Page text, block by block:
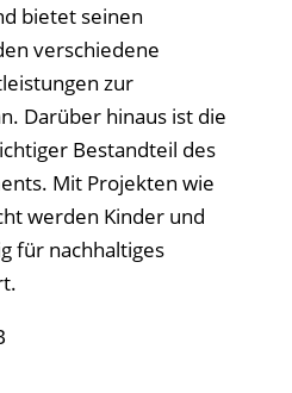
bietet seinen
verschiedene
zur
Darüber hinaus ist die
Bestandteil des
Mit Projekten wie
werden Kinder und
für nachhaltiges